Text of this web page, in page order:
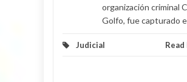
organización criminal
Golfo, fue capturado
Judicial